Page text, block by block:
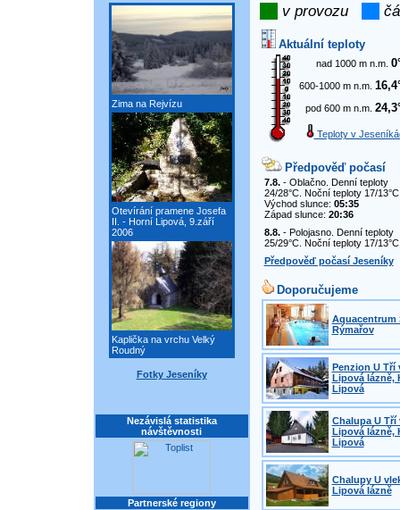
Zima na Rejvízu
Otevírání pramene Josefa
II. - Horní Lipová, 9.září
2006
Kaplička na vrchu Velký
Roudný
Fotky Jeseníky
Nezávislá statistika
návštěvnosti
Partnerské regiony
v provozu
Aktuální teploty
nad 1000 m n.m.
600-1000 m n.m.
pod 600 m n.m.
Teploty v
Předpověď počasí
7.8.- Oblačno. Denní teploty
24/28°C. Noční teploty 17/
Východ slunce: 05:35
Západ slunce: 20:36
8.8.- Polojasno. Denní teploty
25/29°C. Noční teploty 17/
Předpověď počasí Jeseníky
Doporučujeme
Aquacentrum
Rýmařov
Penzion U Tří
Lipová lázně,
Lipová
Chalupa U Tří
Lipová lázně,
Lipová
Chalupy U
Lipová lázně